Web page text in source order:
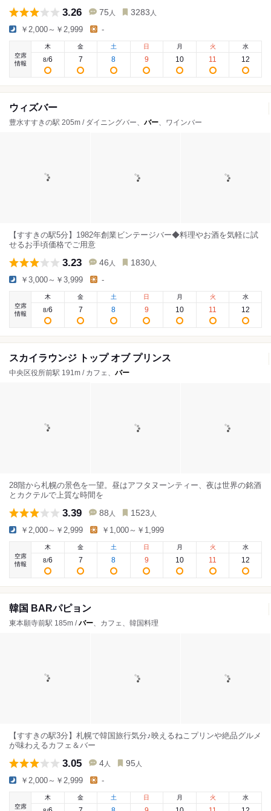
3.26 75 人 3283 人
￥2,000～￥2,999 -
空席
情報
木
8/6
金
7
土
8
日
9
月
10
火
11
水
12
ウィズバー
豊水すすきの駅 205m / ダイニングバー、 バー、ワインバー
【すすきの駅5分】1982年創業ビンテージバー◆料理やお酒を気軽に試
せるお手頃価格でご用意
3.23 46 人 1830 人
￥3,000～￥3,999 -
空席
情報
木
8/6
金
7
土
8
日
9
月
10
火
11
水
12
スカイラウンジ トップ オブ プリンス
中央区役所前駅 191m / カフェ、 バー
28階から札幌の景色を一望。昼はアフタヌーンティー、夜は世界の銘酒
とカクテルで上質な時間を
3.39 88 人 1523 人
￥2,000～￥2,999 ￥1,000～￥1,999
空席
情報
木
8/6
金
7
土
8
日
9
月
10
火
11
水
12
韓国 BARパピョン
東本願寺前駅 185m /バー、カフェ、韓国料理
【すすきの駅3分】札幌で韓国旅行気分♪映えるねこプリンや絶品グルメ
が味わえるカフェ＆バー
3.05 4 人 95 人
￥2,000～￥2,999 -
空席
木
金 土 日 月 火 水